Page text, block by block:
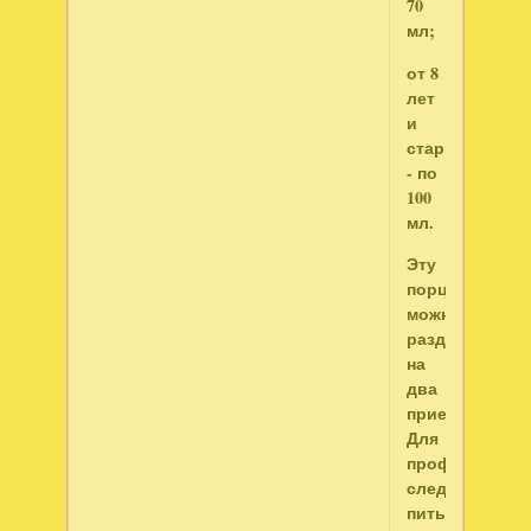
70
мл;
от 8
лет
и
старше
- по
100
мл.
Эту
порцию
можно
разделить
на
два
приема.
Для
профилактики
следует
пить